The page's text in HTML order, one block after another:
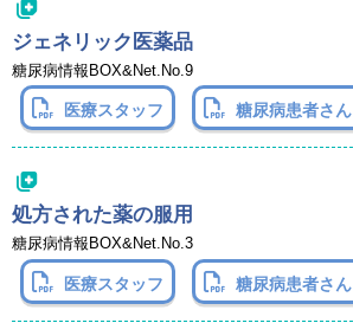
ジェネリック医薬品
糖尿病情報BOX&Net.No.9
医療スタッフ 糖尿病患者さん
処方された薬の服用
糖尿病情報BOX&Net.No.3
医療スタッフ 糖尿病患者さん